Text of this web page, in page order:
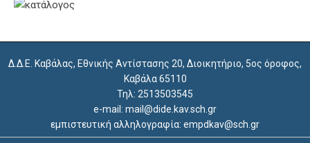
Δ.Δ.Ε. Καβάλας, Εθνικής Αντίστασης 20, Διοικητήριο, 5ος όροφος,
Καβάλα 65110
Τηλ: 2513503545
e-mail: mail@dide.kav.sch.gr
εμπιστευτική αλληλογραφία: empdkav@sch.gr